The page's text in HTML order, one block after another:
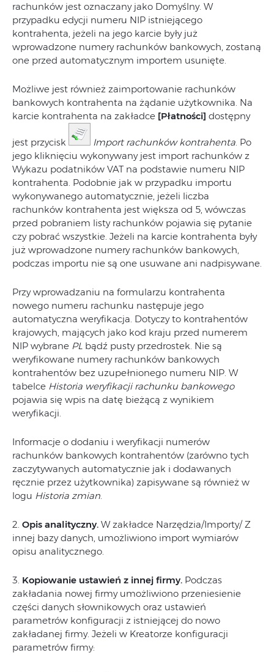
rachunków jest oznaczany jako Domyślny. W
przypadku edycji numeru NIP istniejącego
kontrahenta, jeżeli na jego karcie były już
wprowadzone numery rachunków bankowych, zostaną
one przed automatycznym importem usunięte.
Możliwe jest również zaimportowanie rachunków
bankowych kontrahenta na żądanie użytkownika. Na
karcie kontrahenta na zakładce [Płatności] dostępny
jest przycisk Import rachunków kontrahenta. Po
jego kliknięciu wykonywany jest import rachunków z
Wykazu podatników VAT na podstawie numeru NIP
kontrahenta. Podobnie jak w przypadku importu
wykonywanego automatycznie, jeżeli liczba
rachunków kontrahenta jest większa od 5, wówczas
przed pobraniem listy rachunków pojawia się pytanie
czy pobrać wszystkie. Jeżeli na karcie kontrahenta były
już wprowadzone numery rachunków bankowych,
podczas importu nie są one usuwane ani nadpisywane.
Przy wprowadzaniu na formularzu kontrahenta
nowego numeru rachunku następuje jego
automatyczna weryfikacja. Dotyczy to kontrahentów
krajowych, mających jako kod kraju przed numerem
NIP wybrane PL bądź pusty przedrostek. Nie są
weryfikowane numery rachunków bankowych
kontrahentów bez uzupełnionego numeru NIP. W
tabelce Historia weryfikacji rachunku bankowego
pojawia się wpis na datę bieżącą z wynikiem
weryfikacji.
Informacje o dodaniu i weryfikacji numerów
rachunków bankowych kontrahentów (zarówno tych
zaczytywanych automatycznie jak i dodawanych
ręcznie przez użytkownika) zapisywane są również w
logu Historia zmian.
2. Opis analityczny. W zakładce Narzędzia/Importy/ Z
innej bazy danych, umożliwiono import wymiarów
opisu analitycznego.
3. Kopiowanie ustawień z innej firmy. Podczas
zakładania nowej firmy umożliwiono przeniesienie
części danych słownikowych oraz ustawień
parametrów konfiguracji z istniejącej do nowo
zakładanej firmy. Jeżeli w Kreatorze konfiguracji
parametrów firmy: